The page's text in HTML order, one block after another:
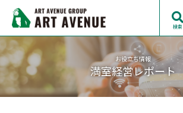
検索
お役立ち情報
満室経営レポート